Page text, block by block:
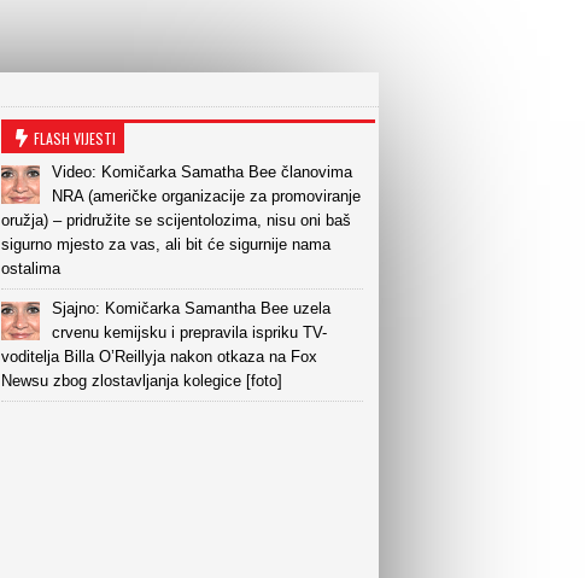
FLASH VIJESTI
Video: Komičarka Samatha Bee članovima
NRA (američke organizacije za promoviranje
oružja) – pridružite se scijentolozima, nisu oni baš
sigurno mjesto za vas, ali bit će sigurnije nama
ostalima
Sjajno: Komičarka Samantha Bee uzela
crvenu kemijsku i prepravila ispriku TV-
voditelja Billa O’Reillyja nakon otkaza na Fox
Newsu zbog zlostavljanja kolegice [foto]